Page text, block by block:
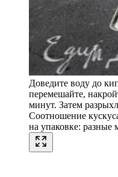
Доведите воду до
перемешайте,
минут. Затем
Соотношение
на упаковке: разные